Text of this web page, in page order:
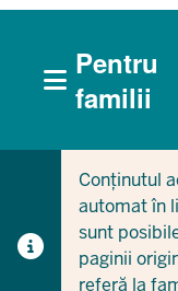
CURRENT
CURRENT
(BÜRGERBEREICH
MOBILE)
Pentru
familii
Conținutul
automat în
sunt
paginii
referă la